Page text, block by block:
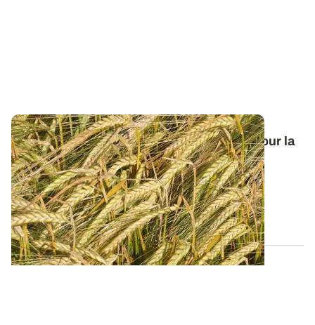
Orge de printemps : nos préconisations pour la
campagne 2026
Retrouvez tous les résultats d’essais de la dernière
campagne et nos préconisations pour...
13 FÉVR. 2026